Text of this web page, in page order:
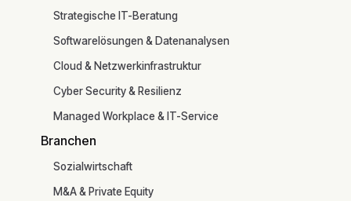
Services
Strategische IT-Beratung
Softwarelösungen & Datenanalysen
Cloud & Netzwerkinfrastruktur
Cyber Security & Resilienz
Managed Workplace & IT-Service
Branchen
Branchen
Sozialwirtschaft
M&A & Private Equity